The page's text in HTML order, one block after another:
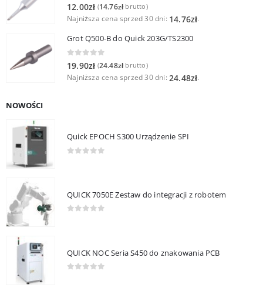
12.00zł (14.76złbrutto)
Najniższa cena sprzed 30 dni: 14.76zł.
Grot Q500-B do Quick 203G/TS2300
0out of 5
19.90zł (24.48złbrutto)
Najniższa cena sprzed 30 dni: 24.48zł.
NOWOŚCI
Quick EPOCH S300 Urządzenie SPI
QUICK 7050E Zestaw do integracji z robotem
QUICK NOC Seria S450 do znakowania PCB